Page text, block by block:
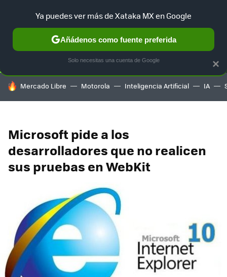
SELECCIÓN GAMING HOME AUTO TERRITORIO
HOY SE HABLA DE
Mercado Libre Motorola Inteligencia Artificial IA
Microsoft pide a los
desarrolladores que no realicen
sus pruebas en WebKit
×
Ya puedes ver más de Xataka MX en Google
Añádenos como fuente preferida
Solo necesitas una cuenta de Google